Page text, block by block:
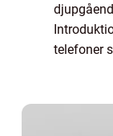
telefoner